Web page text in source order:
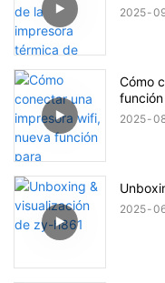
2025
Cómo
2025
2025